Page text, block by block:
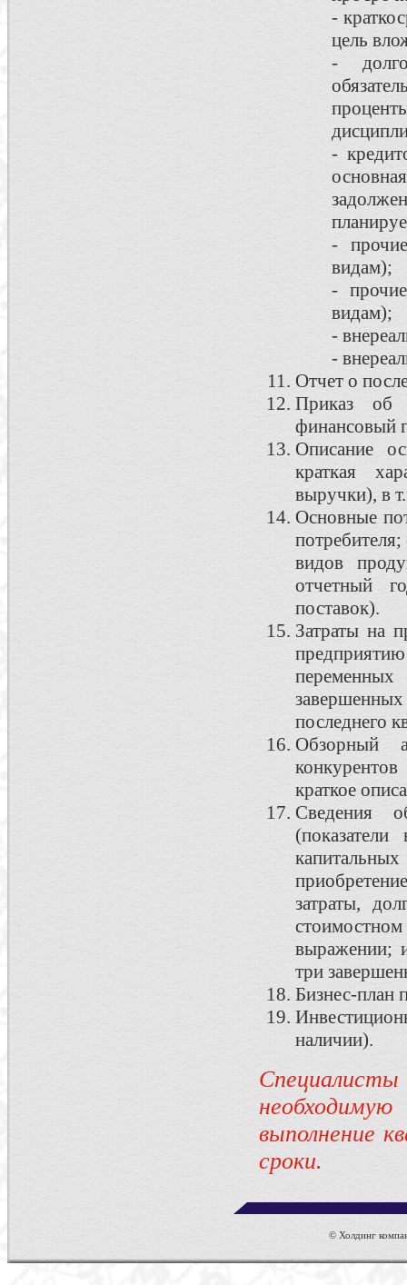
-
цель
-
-
-
видам);
-
видам);
-
-
Отчет о
Приказ об
финансовый
Описание
краткая
выручки), в
Основные
видов
отчетный
поставок).
Затраты на
последнего
Обзорный
краткое
Сведения
затраты,
выражении;
три
Бизнес-план
наличии).
выполнение
сроки.
© Холдинг